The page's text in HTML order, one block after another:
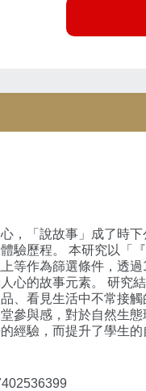
，「說故事」成了時
驗歷程。 本研究以「
等作為篩選條件，透
心的故事元素。 研究
、看見生活中不常接
參與感，對於自然生
經驗，而提升了學生